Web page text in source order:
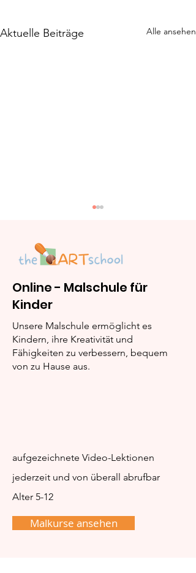
Aktuelle Beiträge Alle ansehen
„Lina rettet Buntalot
vor dem Erfrieren“
Online - Malschule für
Kinder
Unsere Malschule ermöglicht es
Kindern, ihre Kreativität und
Fähigkeiten zu verbessern, bequem
von zu Hause aus.
aufgezeichnete Video-Lektionen
jederzeit und von überall abrufbar
Alter 5-12
Malkurse ansehen